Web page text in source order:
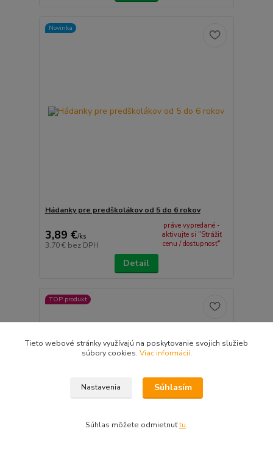
Novinka
Hádanky pre predškolákov od 5 do 6 rokov
3,89 €/ks
3,70 € bez DPH
práve vypredané -
aktivujte si "Strážiť
cenu / dostupnosť"
Detail
TOP produkt
Tieto webové stránky využívajú na poskytovanie svojich služieb
súbory cookies. Viac informácií.
Nastavenia Súhlasím
Súhlas môžete odmietnuťtu.